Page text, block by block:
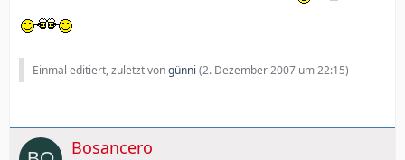
Einmal editiert, zuletzt vongünni (2. Dezember 2007 um 22:15)
Bosancero